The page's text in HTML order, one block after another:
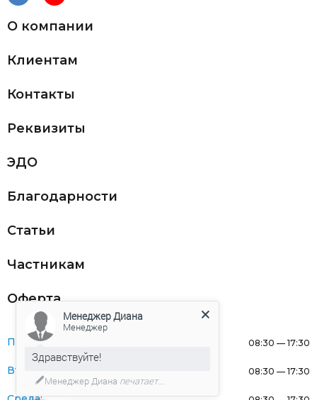
О компании
Клиентам
Контакты
Реквизиты
ЭДО
Благодарности
Статьи
Частникам
Оферта
Понедельник: 08:30 — 17:30
Вторник: 08:30 — 17:30
Менеджер Диана
Менеджер
Здравствуйте!
Менеджер Диана печатает...